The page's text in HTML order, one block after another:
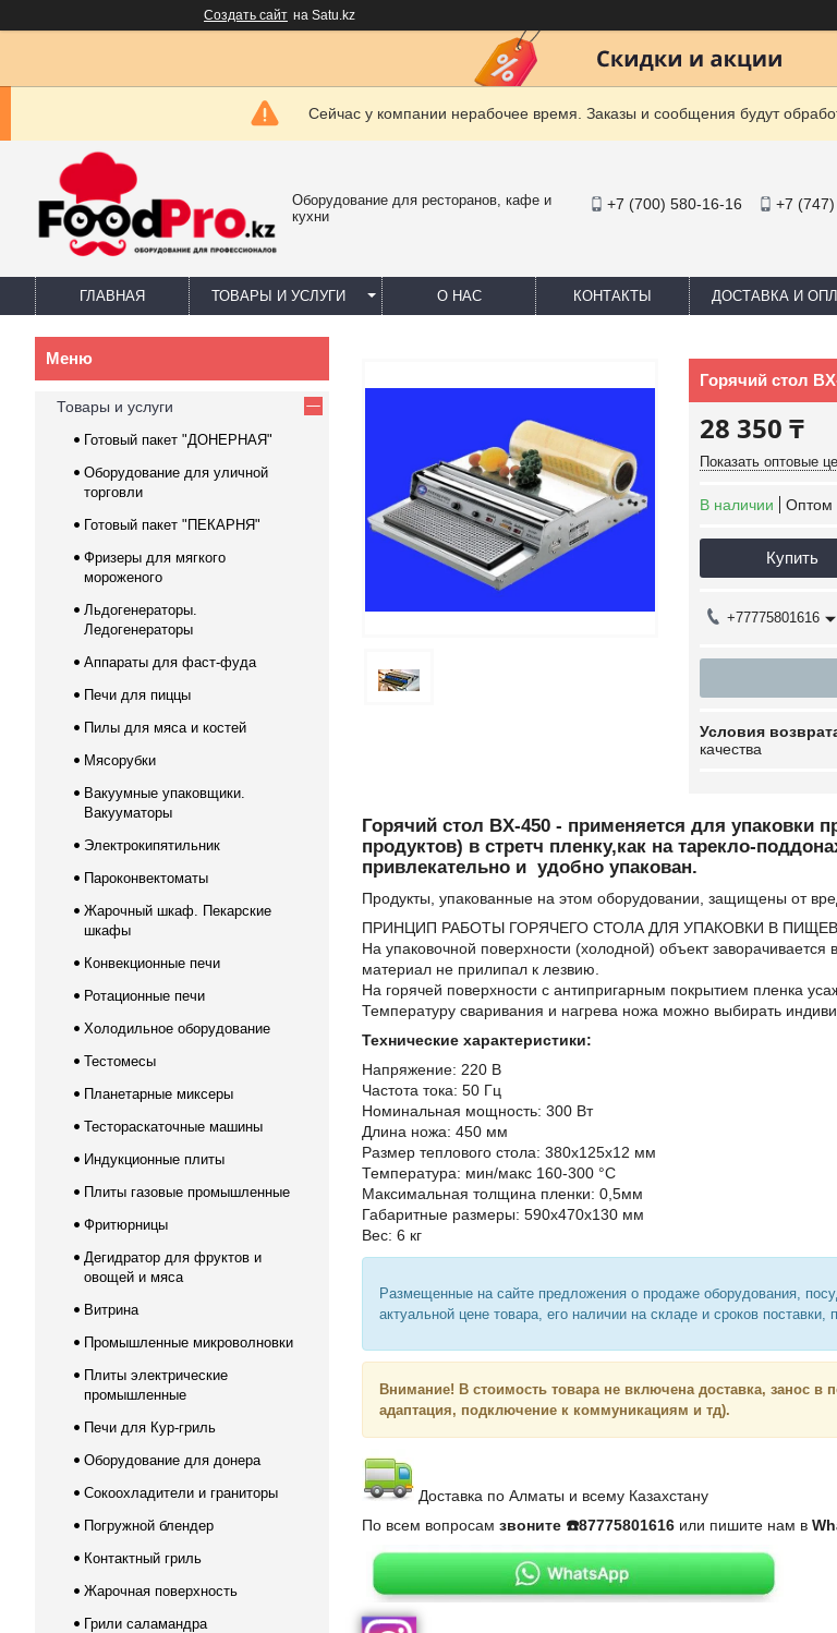
Создать сайт на Satu.kz
Сейчас у компании нерабочее время. Заказы и сообщения будут
Оборудование для ресторанов, кафе и
кухни
+7 (700) 580-16-16 +7
ГЛАВНАЯ ТОВАРЫ И УСЛУГИ О НАС КОНТАКТЫ ДОСТАВКА И
Горячий стол
28 350 ₸
Показать оптовые
В наличии Оптом
Купить
+77775801616
качества
Горячий стол BX-450 - применяется для
продуктов) в стретч пленку,как на тарекло-
привлекательно и удобно упакован.
Продукты, упакованные на этом оборудовании, защищены от
ПРИНЦИП РАБОТЫ ГОРЯЧЕГО СТОЛА ДЛЯ УПАКОВКИ В
На упаковочной поверхности (холодной) объект
материал не прилипал к лезвию.
На горячей поверхности с антипригарным покрытием пленка
Температуру сваривания и нагрева ножа можно выбирать
Технические характеристики:
Напряжение: 220 В
Частота тока: 50 Гц
Номинальная мощность: 300 Вт
Длина ножа: 450 мм
Размер теплового стола: 380х125х12 мм
Температура: мин/макс 160-300 °С
Максимальная толщина пленки: 0,5мм
Габаритные размеры: 590х470х130 мм
Вес: 6 кг
Размещенные на сайте предложения о продаже оборудования,
актуальной цене товара, его наличии на складе и сроков поставки,
Внимание! В стоимость товара не включена доставка, занос
адаптация, подключение к коммуникациям и тд).
Доставка по Алматы и всему Казахстану
По всем вопросам звоните ☎️87775801616 или пишите нам в
Товары и услуги
Готовый пакет "ДОНЕРНАЯ"
Оборудование для уличной
торговли
Готовый пакет "ПЕКАРНЯ"
Фризеры для мягкого
мороженого
Льдогенераторы.
Ледогенераторы
Аппараты для фаст-фуда
Печи для пиццы
Пилы для мяса и костей
Мясорубки
Вакуумные упаковщики.
Вакууматоры
Электрокипятильник
Пароконвектоматы
Жарочный шкаф. Пекарские
шкафы
Конвекционные печи
Ротационные печи
Холодильное оборудование
Тестомесы
Планетарные миксеры
Тестораскаточные машины
Индукционные плиты
Плиты газовые промышленные
Фритюрницы
Дегидратор для фруктов и
овощей и мяса
Витрина
Промышленные микроволновки
Плиты электрические
промышленные
Печи для Кур-гриль
Оборудование для донера
Сокоохладители и граниторы
Погружной блендер
Контактный гриль
Жарочная поверхность
Грили саламандра